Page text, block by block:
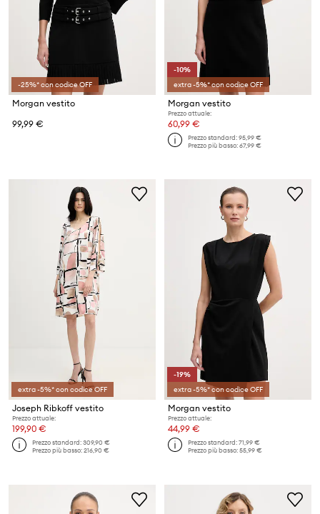
-25%* con codice OFF
Morgan vestito
99,99 €
-10%
extra -5%* con codice OFF
Morgan vestito
Prezzo attuale:
60,99 €
Prezzo standard:95,99 €
Prezzo più basso:67,99 €
extra -5%* con codice OFF
Joseph Ribkoff vestito
Prezzo attuale:
199,90 €
Prezzo standard:309,90 €
Prezzo più basso:216,90 €
-19%
extra -5%* con codice OFF
Morgan vestito
Prezzo attuale:
44,99 €
Prezzo standard:71,99 €
Prezzo più basso:55,99 €